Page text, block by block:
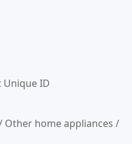
Unique ID
Other home appliances /